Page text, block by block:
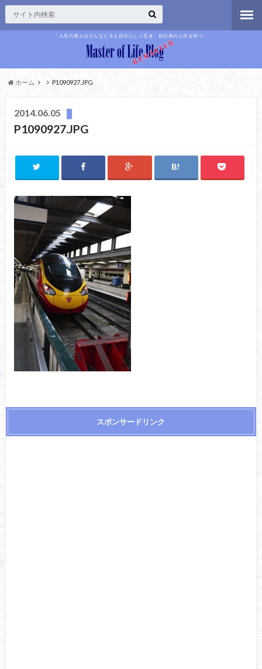
「人生の達人はどんなときも自分らしく生き、自分色の人生を持つ」
ホーム P1090927.JPG
2014.06.05
P1090927.JPG
スポンサードリンク